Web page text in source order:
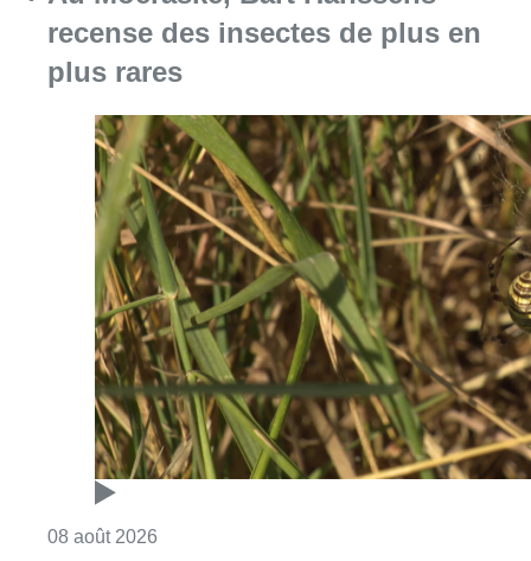
08 août 2026Consulter l'article "Au Moeraske, Bart
Marathon de contrôles de vitesse
ce week-end: “Une moto a été
flashée à 121 km/h sur l’avenue de
Tervuren”